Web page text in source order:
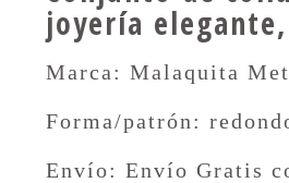
boda
joyería
Marca: Malaquita
Forma/patrón:
Envío: Envío Gratis